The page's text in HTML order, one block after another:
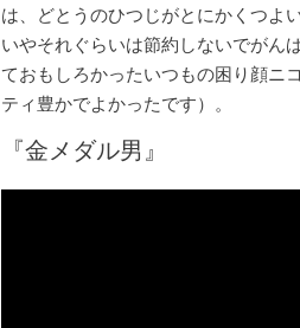
は、どとうのひつじがとにかくつよい
いやそれぐらいは節約しないでがん
ておもしろかったいつもの困り顔ニ
ティ豊かでよかったです）。
『金メダル男』